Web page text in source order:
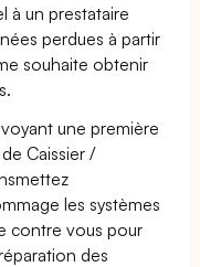
à un prestataire
perdues à partir
souhaite obtenir
une première
Caissier /
les systèmes
contre vous pour
des